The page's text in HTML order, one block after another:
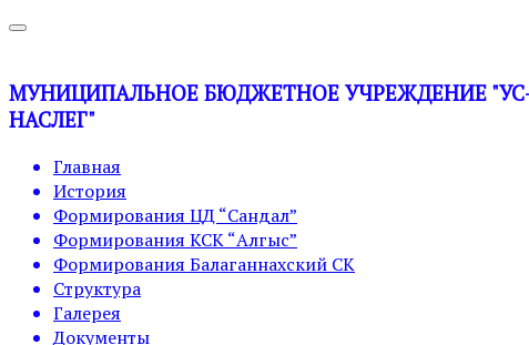
МУНИЦИПАЛЬНОЕ БЮДЖЕТНОЕ УЧРЕЖДЕНИЕ
НАСЛЕГ"
Главная
История
Формирования ЦД “Сандал”
Формирования КСК “Алгыс”
Формирования Балаганнахский СК
Структура
Галерея
Документы